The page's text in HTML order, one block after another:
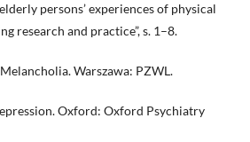
persons’ experiences of physical
research and practice”, s. 1–8.
Warszawa: PZWL.
Oxford: Oxford Psychiatry